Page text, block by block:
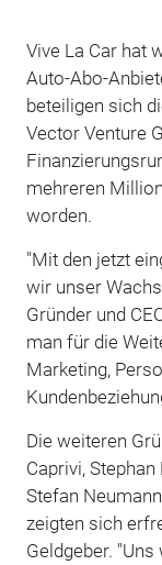
Vive La Car hat
Auto-Abo-
beteiligen sich
Vector Venture
mehreren
worden.
"Mit den jetzt
wir unser
Gründer und
man für die
Marketing,
Die weiteren
Caprivi,
Stefan
zeigten sich
Geldgeber.